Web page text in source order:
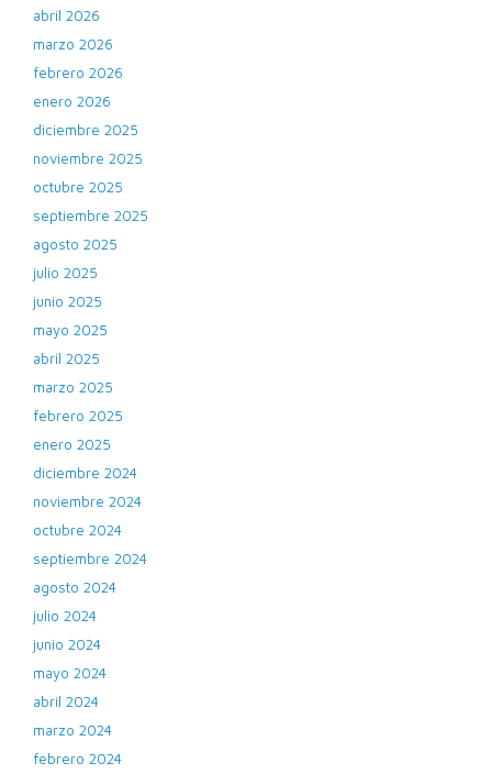
abril 2026
marzo 2026
febrero 2026
enero 2026
diciembre 2025
noviembre 2025
octubre 2025
septiembre 2025
agosto 2025
julio 2025
junio 2025
mayo 2025
abril 2025
marzo 2025
febrero 2025
enero 2025
diciembre 2024
noviembre 2024
octubre 2024
septiembre 2024
agosto 2024
julio 2024
junio 2024
mayo 2024
abril 2024
marzo 2024
febrero 2024